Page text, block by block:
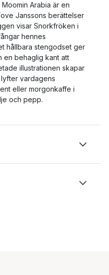
Arabia är en
Janssons berättelser
visar Snorkfröken i
hennes
hållbara stengodset ger
en behaglig kant att
illustrationen skapar
vardagens
eller morgonkaffe i
och pepp.